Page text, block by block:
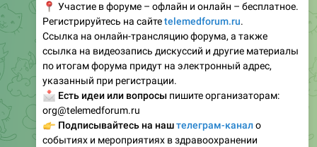
Участие в форуме – офлайн и онлайн – бесплатное.
Регистрируйтесь на сайтеtelemedforum.ru.
Ссылка на онлайн-трансляцию форума, а также
ссылка на видеозапись дискуссий и другие материалы
по итогам форума придут на электронный адрес,
указанный при регистрации.
Есть идеи или вопросы пишите организаторам:
org@telemedforum.ru
Подписывайтесь на наштелеграм-канало
событиях и мероприятиях в здравоохранении